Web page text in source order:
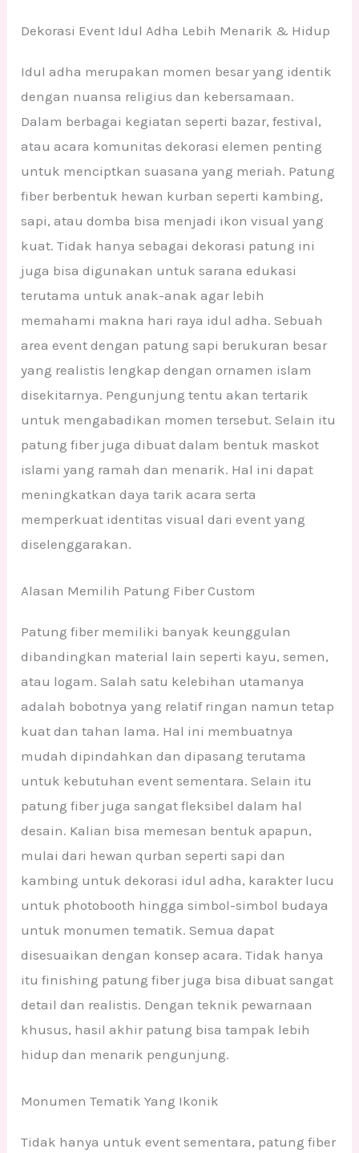
Dekorasi Event Idul Adha Lebih Menarik & Hidup
Idul adha merupakan momen besar yang identik
dengan nuansa religius dan kebersamaan.
Dalam berbagai kegiatan seperti bazar, festival,
atau acara komunitas dekorasi elemen penting
untuk menciptkan suasana yang meriah. Patung
fiber berbentuk hewan kurban seperti kambing,
sapi, atau domba bisa menjadi ikon visual yang
kuat. Tidak hanya sebagai dekorasi patung ini
juga bisa digunakan untuk sarana edukasi
terutama untuk anak-anak agar lebih
memahami makna hari raya idul adha. Sebuah
area event dengan patung sapi berukuran besar
yang realistis lengkap dengan ornamen islam
disekitarnya. Pengunjung tentu akan tertarik
untuk mengabadikan momen tersebut. Selain itu
patung fiber juga dibuat dalam bentuk maskot
islami yang ramah dan menarik. Hal ini dapat
meningkatkan daya tarik acara serta
memperkuat identitas visual dari event yang
diselenggarakan.
Alasan Memilih Patung Fiber Custom
Patung fiber memiliki banyak keunggulan
dibandingkan material lain seperti kayu, semen,
atau logam. Salah satu kelebihan utamanya
adalah bobotnya yang relatif ringan namun tetap
kuat dan tahan lama. Hal ini membuatnya
mudah dipindahkan dan dipasang terutama
untuk kebutuhan event sementara. Selain itu
patung fiber juga sangat fleksibel dalam hal
desain. Kalian bisa memesan bentuk apapun,
mulai dari hewan qurban seperti sapi dan
kambing untuk dekorasi idul adha, karakter lucu
untuk photobooth hingga simbol-simbol budaya
untuk monumen tematik. Semua dapat
disesuaikan dengan konsep acara. Tidak hanya
itu finishing patung fiber juga bisa dibuat sangat
detail dan realistis. Dengan teknik pewarnaan
khusus, hasil akhir patung bisa tampak lebih
hidup dan menarik pengunjung.
Monumen Tematik Yang Ikonik
Tidak hanya untuk event sementara, patung fiber